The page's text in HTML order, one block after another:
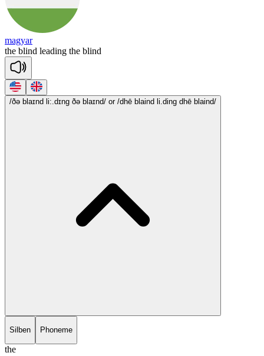
magyar
the blind leading the blind
/ðə blaɪnd li:.dɪng ðə blaɪnd/ or /dhē blaind li.ding dhē blaind/
Silben Phoneme
the